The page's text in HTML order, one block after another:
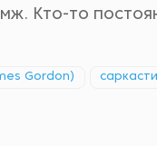
Кто-то
Gordon)